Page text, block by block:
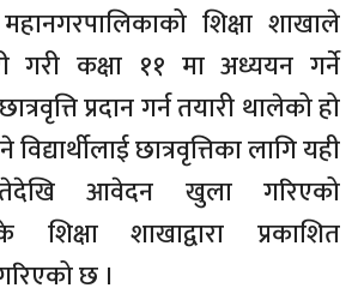
शिक्षा शाखाले
गरी कक्षा ११ मा अध्ययन गर्ने
प्रदान गर्न तयारी थालेको हो
छात्रवृत्तिका लागि यही
आवेदन खुला गरिएको
शिक्षा शाखाद्वारा प्रकाशित
छ ।